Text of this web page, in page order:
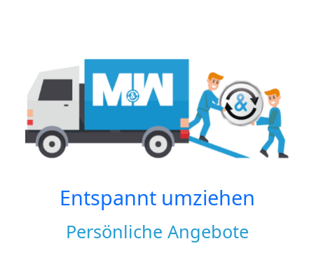
Entspannt umziehen
Persönliche Angebote